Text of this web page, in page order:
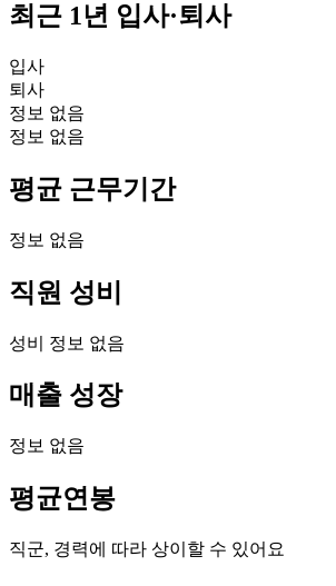
최근 1년 입사·퇴사
입사
퇴사
정보 없음
정보 없음
평균 근무기간
정보 없음
직원 성비
성비 정보 없음
매출 성장
정보 없음
평균연봉
직군, 경력에 따라 상이할 수 있어요